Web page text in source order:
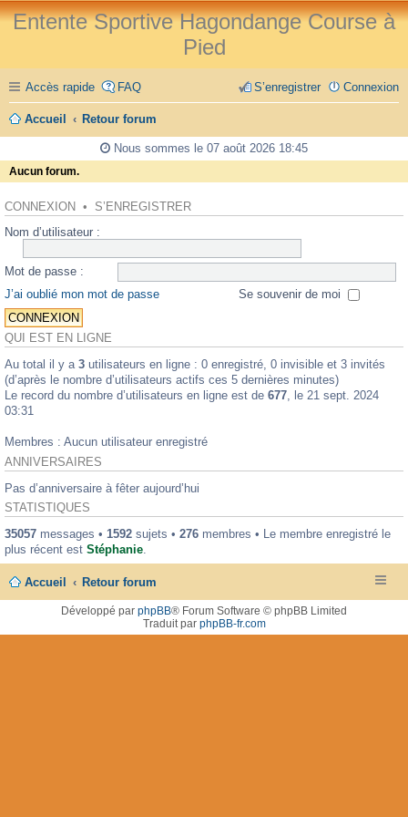
Entente Sportive Hagondange Course à
Pied
Accès rapide FAQ Connexion
S’enregistrer
Accueil Retour forum
Nous sommes le 07 août 2026 18:45
Aucun forum.
CONNEXION • S’ENREGISTRER
Nom d’utilisateur :
Mot de passe :
J’ai oublié mon mot de passe
Se souvenir de moi
QUI EST EN LIGNE
Au total il y a 3 utilisateurs en ligne : 0 enregistré, 0 invisible et 3 invités
(d’après le nombre d’utilisateurs actifs ces 5 dernières minutes)
Le record du nombre d’utilisateurs en ligne est de 677, le 21 sept. 2024
03:31
Membres : Aucun utilisateur enregistré
ANNIVERSAIRES
Pas d’anniversaire à fêter aujourd’hui
STATISTIQUES
35057 messages • 1592 sujets • 276 membres • Le membre enregistré le
plus récent est Stéphanie.
Accueil Retour forum
Développé par phpBB® Forum Software © phpBB Limited
Traduit par phpBB-fr.com